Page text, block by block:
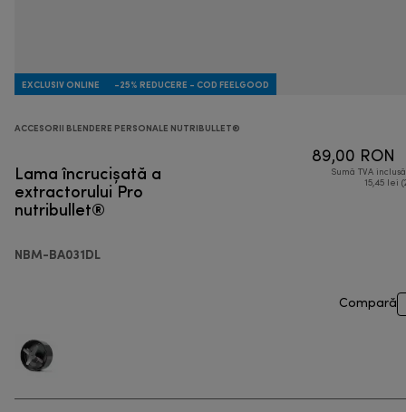
EXCLUSIV ONLINE -25% REDUCERE - COD FEELGOOD
ACCESORII BLENDERE PERSONALE NUTRIBULLET®
Lama încrucișată a
extractorului Pro
nutribullet®
NBM-BA031DL
89,00 RON
Sumă TVA
15,45 lei
Compară